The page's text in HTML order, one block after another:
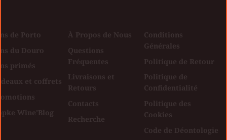
de Porto
du Douro
primés
et coffrets
Wine'Blog
À Propos de Nous
Questions
Fréquentes
Livraisons et
Retours
Contacts
Recherche
Conditions
Générales
Politique de Retour
Politique de
Confidentialité
Politique des
Cookies
Code de Déontologie